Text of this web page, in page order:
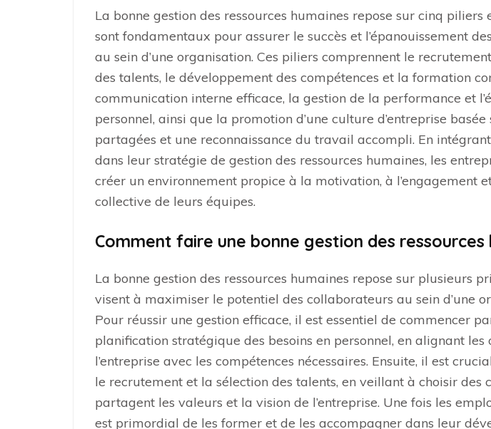
La bonne gestion des ressources humaines repose sur cinq piliers
sont fondamentaux pour assurer le succès et l’épanouissement
au sein d’une organisation. Ces piliers comprennent le
des talents, le développement des compétences et la formation
communication interne efficace, la gestion de la performance et
personnel, ainsi que la promotion d’une culture d’entreprise
partagées et une reconnaissance du travail accompli. En
dans leur stratégie de gestion des ressources humaines, les
créer un environnement propice à la motivation, à l’engagement
collective de leurs équipes.
Comment faire une bonne gestion des ressources
La bonne gestion des ressources humaines repose sur plusieurs
visent à maximiser le potentiel des collaborateurs au sein d’une
Pour réussir une gestion efficace, il est essentiel de commencer
planification stratégique des besoins en personnel, en alignant les
l’entreprise avec les compétences nécessaires. Ensuite, il est
le recrutement et la sélection des talents, en veillant à choisir des
partagent les valeurs et la vision de l’entreprise. Une fois les
est primordial de les former et de les accompagner dans leur